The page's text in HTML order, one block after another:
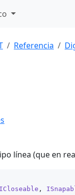
Referencia
línea (que en
ICloseable ,